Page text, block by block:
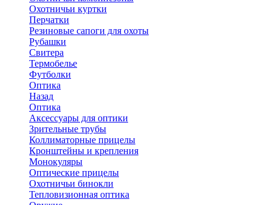
Охотничьи куртки
Перчатки
Резиновые сапоги для охоты
Рубашки
Свитера
Термобелье
Футболки
Оптика
Назад
Оптика
Аксессуары для оптики
Зрительные трубы
Коллиматорные прицелы
Кронштейны и крепления
Монокуляры
Оптические прицелы
Охотничьи бинокли
Тепловизионная оптика